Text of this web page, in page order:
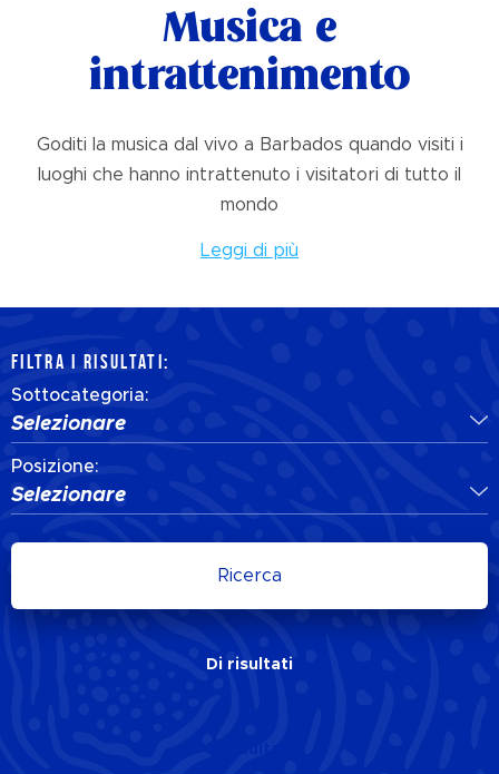
Musica e
intrattenimento
Goditi la musica dal vivo a Barbados quando visiti i
luoghi che hanno intrattenuto i visitatori di tutto il
mondo
Leggi di più
FILTRA I RISULTATI:
Sottocategoria:
Selezionare
Posizione:
Selezionare
Ricerca
Di risultati